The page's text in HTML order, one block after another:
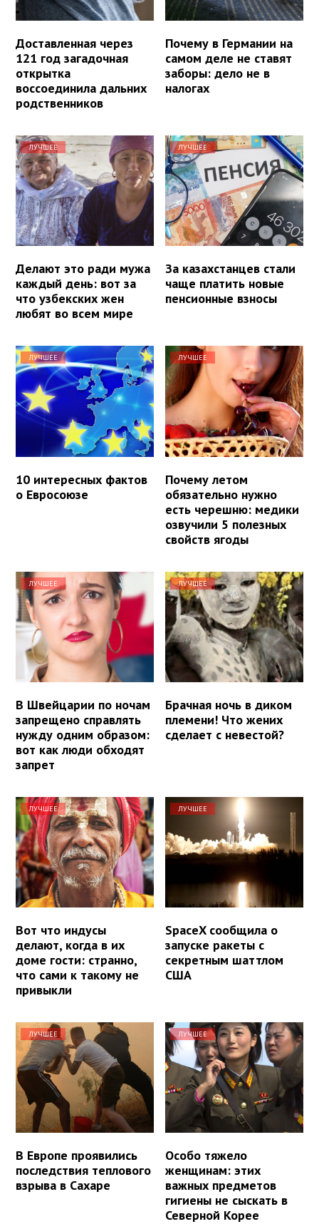
Доставленная через
121 год загадочная
открытка
воссоединила дальних
родственников
Почему в Германии на
самом деле не ставят
заборы: дело не в
налогах
ЛУЧШЕЕ
Делают это ради мужа
каждый день: вот за
что узбекских жен
любят во всем мире
ЛУЧШЕЕ
За казахстанцев стали
чаще платить новые
пенсионные взносы
ЛУЧШЕЕ
10 интересных фактов
о Евросоюзе
ЛУЧШЕЕ
Почему летом
обязательно нужно
есть черешню: медики
озвучили 5 полезных
свойств ягоды
ЛУЧШЕЕ
В Швейцарии по ночам
запрещено справлять
нужду одним образом:
вот как люди обходят
запрет
ЛУЧШЕЕ
Брачная ночь в диком
племени! Что жених
сделает с невестой?
ЛУЧШЕЕ
Вот что индусы
делают, когда в их
доме гости: странно,
что сами к такому не
привыкли
ЛУЧШЕЕ
SpaceX сообщила о
запуске ракеты с
секретным шаттлом
США
ЛУЧШЕЕ
В Европе проявились
последствия теплового
взрыва в Сахаре
ЛУЧШЕЕ
Особо тяжело
женщинам: этих
важных предметов
гигиены не сыскать в
Северной Корее